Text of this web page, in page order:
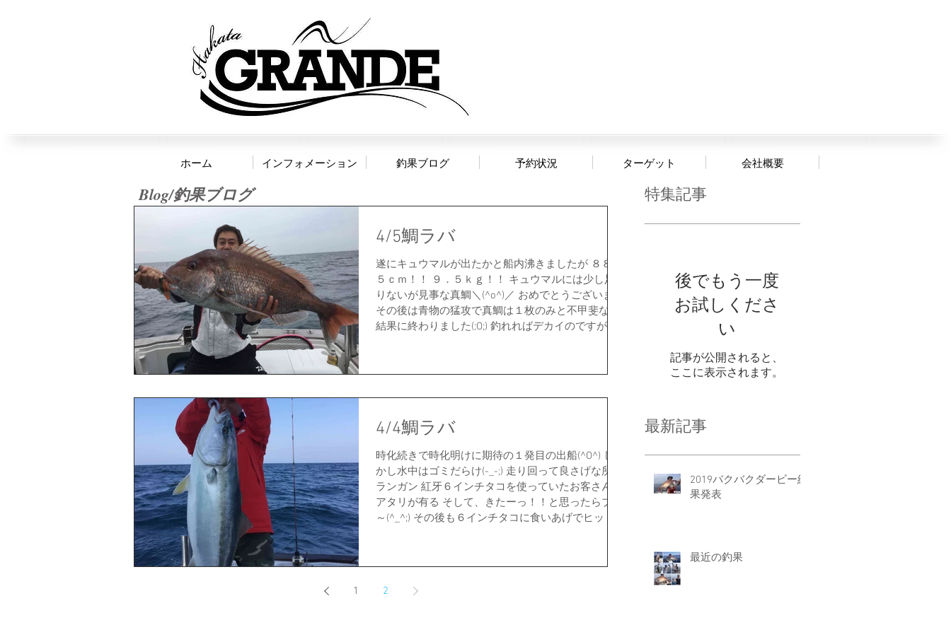
ホーム インフォメーション 釣果ブログ 予約状況 ターゲット 会社概要
Blog/釣果ブログ
4/5鯛ラバ
遂にキュウマルが出たかと船内沸きましたが ８８．
５ｃｍ！！ ９．５ｋｇ！！ キュウマルには少し足
りないが見事な真鯛＼(^o^)／ おめでとうございます
その後は青物の猛攻で真鯛は１枚のみと不甲斐ない
結果に終わりました(;O;) 釣れればデカイのですが…...
4/4鯛ラバ
時化続きで時化明けに期待の１発目の出船(^O^) し
かし水中はゴミだらけ(-_-;) 走り回って良さげな所を
ランガン 紅牙６インチタコを使っていたお客さんは
アタリが有る そして、きたーっ！！と思ったらブリ
～(^_^;) その後も６インチタコに食いあげでヒット...
1 2
特集記事
後でもう一度
お試しくださ
い
記事が公開されると、
ここに表示されます。
最新記事
2019バクバクダービー結
果発表
最近の釣果